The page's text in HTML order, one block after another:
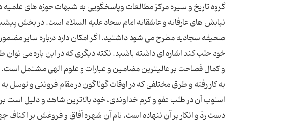
گروه تاریخ و سیره مرکز مطالعات وپاسخگویی به شبهات حوزه های
نیایش های عارفانه و عاشقانه امام سجاد علیه السلام است. در بخش
صحیفه سجادیه مطرح می شود داشتید. اگر امکان دارد درباره سایر
خود جلب کند اشاره ای داشته باشید. نکته دیگری که در این باره می
و كمال فصاحت بر عالى‏ترين مضامين و عبارات و علوم الهى مشتمل است.
به كار رفته و طرق مختلفى كه در اوقات گوناگون در مقام فروتنى و توسل
اسلوب آن در طلب عفو و كرم خداوندى، خود بالاترين شاهد و دليل است
دست ردّ و انكار بر آن ننهاده است. نام آن شهره آفاق و فروغش بر اكناف